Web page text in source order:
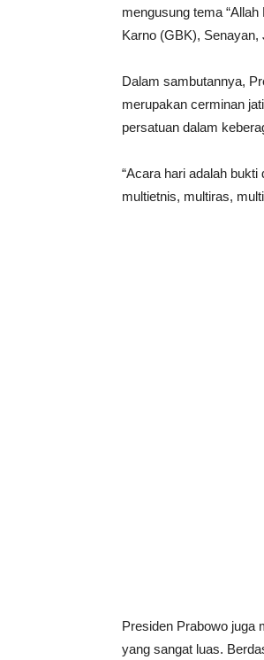
mengusung tema
Karno (GBK), Senayan,
Dalam sambutannya,
merupakan cerminan
persatuan dalam
“Acara hari adalah
multietnis, multiras,
Presiden Prabowo juga
yang sangat luas.